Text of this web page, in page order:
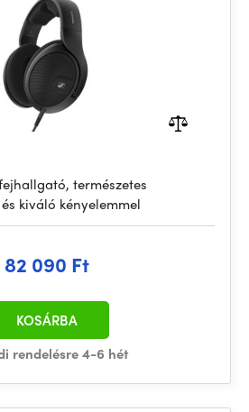
természetes
kiváló kényelemmel
82 090 Ft
rendelésre 4-6 hét
KOSÁRBA